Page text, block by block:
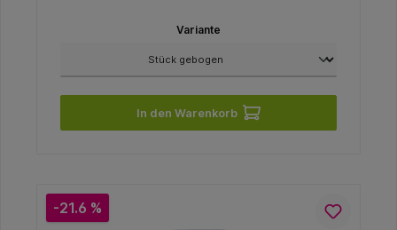
Variante
In den Warenkorb
-21.6 %